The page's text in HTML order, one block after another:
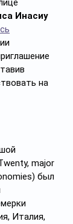
Инасиу
на
major
был
Италия,